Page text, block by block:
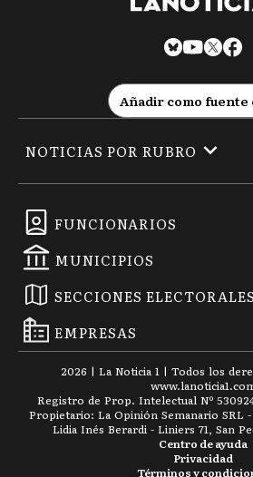
Añadir como fuente
FUNCIONARIOS
MUNICIPIOS
SECCIONES ELECTORALES
EMPRESAS
NOTICIAS POR RUBRO
2026 | La Noticia 1 | Todos los
www.
Registro de Prop. Intelectual Nº
Propietario: La Opinión Semanario SRL
Lidia Inés Berardi - Liniers 71, San
Términos y
Privacidad
Centro de ayuda